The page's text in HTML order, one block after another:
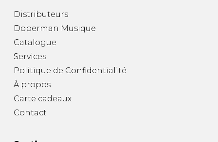
Distributeurs
Doberman Musique
Catalogue
Services
Politique de Confidentialité
À propos
Carte cadeaux
Contact